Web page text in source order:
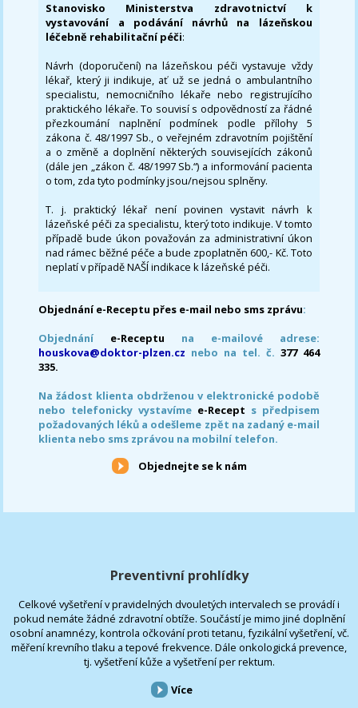
Stanovisko Ministerstva zdravotnictví k
vystavování a podávání návrhů na lázeňskou
léčebně rehabilitační péči:
Návrh (doporučení) na lázeňskou péči vystavuje vždy
lékař, který ji indikuje, ať už se jedná o ambulantního
specialistu, nemocničního lékaře nebo registrujícího
praktického lékaře. To souvisí s odpovědností za řádné
přezkoumání naplnění podmínek podle přílohy 5
zákona č. 48/1997 Sb., o veřejném zdravotním pojištění
a o změně a doplnění některých souvisejících zákonů
(dále jen „zákon č. 48/1997 Sb.“) a informování pacienta
o tom, zda tyto podmínky jsou/nejsou splněny.
T. j. praktický lékař není povinen vystavit návrh k
lázeňské péči za specialistu, který toto indikuje. V tomto
případě bude úkon považován za administrativní úkon
nad rámec běžné péče a bude zpoplatněn 600,- Kč. Toto
neplatí v případě NAŠÍ indikace k lázeňské péči.
Objednání e-Receptu přes e-mail nebo sms zprávu:
Objednání e-Receptu na e-mailové adrese:
houskova@doktor-plzen.cz nebo na tel. č. 377 464
335.
Na žádost klienta obdrženou v elektronické podobě
nebo telefonicky vystavíme e-Recept s předpisem
požadovaných léků a odešleme zpět na zadaný e-mail
klienta nebo sms zprávou na mobilní telefon.
Objednejte se k nám
Preventivní prohlídky
Celkové vyšetření v pravidelných dvouletých intervalech se provádí i
pokud nemáte žádné zdravotní obtíže. Součástí je mimo jiné doplnění
osobní anamnézy, kontrola očkování proti tetanu, fyzikální vyšetření, vč.
měření krevního tlaku a tepové frekvence. Dále onkologická prevence,
tj. vyšetření kůže a vyšetření per rektum.
Více